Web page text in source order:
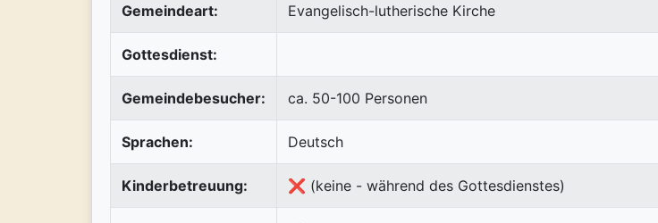
Gemeindeart: Evangelisch-lutherische Kirche
Gottesdienst:
Gemeindebesucher: ca. 50-100 Personen
Sprachen: Deutsch
Kinderbetreuung: ❌ (keine - während des Gottesdienstes)